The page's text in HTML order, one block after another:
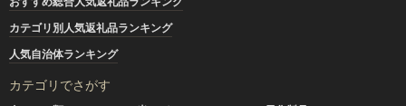
カテゴリ別人気返礼品ランキング
人気自治体ランキング
カテゴリでさがす